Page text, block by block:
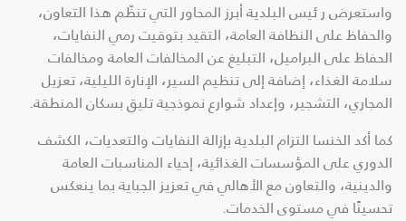
واستعرض ر ئيس البلدية أبرز المحاور التي تنظّم هذا التعاون،
والحفاظ على النظافة العامة، التقيد بتوقيت رمي النفايات،
الحفاظ على البراميل، التبليغ عن المخالفات العامة ومخالفات
سلامة الغذاء، إضافة إلى تنظيم السير، الإنارة الليلية، تعزيل
المجاري، التشجير، وإعداد شوارع نموذجية تليق بسكان المنطقة.
كما أكد الخنسا التزام البلدية بإزالة النفايات والتعديات، الكشف
الدوري على المؤسسات الغذائية، إحياء المناسبات العامة
والدينية، والتعاون مع الأهالي في تعزيز الجباية بما ينعكس
تحسينًا في مستوى الخدمات.